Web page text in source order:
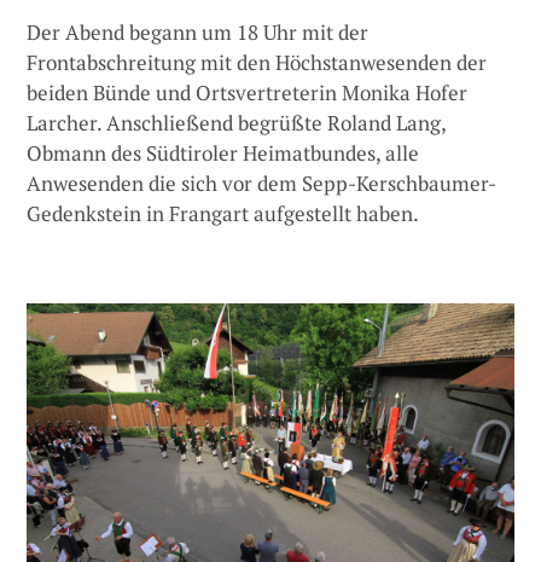
Der Abend begann um 18 Uhr mit der
Frontabschreitung mit den Höchstanwesenden der
beiden Bünde und Ortsvertreterin Monika Hofer
Larcher. Anschließend begrüßte Roland Lang,
Obmann des Südtiroler Heimatbundes, alle
Anwesenden die sich vor dem Sepp-Kerschbaumer-
Gedenkstein in Frangart aufgestellt haben.